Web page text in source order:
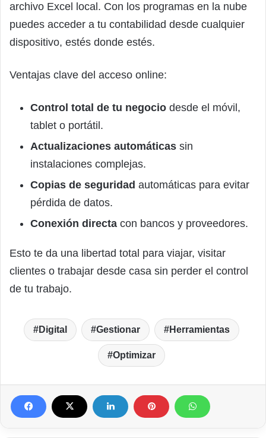
archivo Excel local. Con los programas en la nube
puedes acceder a tu contabilidad desde cualquier
dispositivo, estés donde estés.
Ventajas clave del acceso online:
Control total de tu negocio desde el móvil,
tablet o portátil.
Actualizaciones automáticas sin
instalaciones complejas.
Copias de seguridad automáticas para evitar
pérdida de datos.
Conexión directa con bancos y proveedores.
Esto te da una libertad total para viajar, visitar
clientes o trabajar desde casa sin perder el control
de tu trabajo.
Digital Gestionar Herramientas
Optimizar